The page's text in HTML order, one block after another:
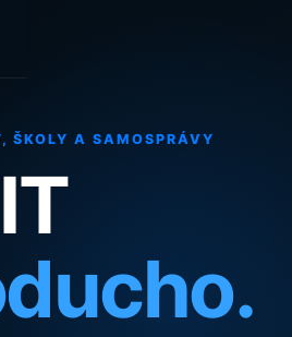
ŠKOLY A SAMOSPRÁVY